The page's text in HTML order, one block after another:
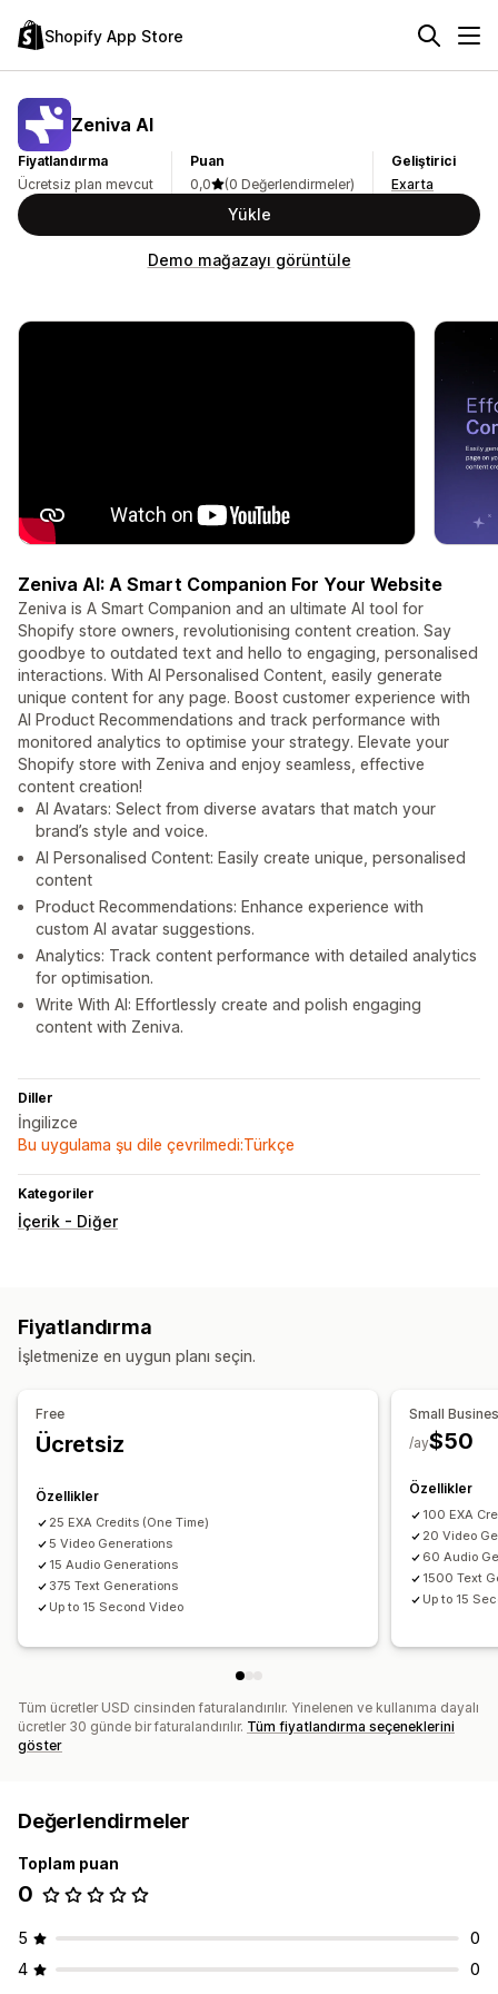
Shopify App Store
Zeniva AI
Fiyatlandırma
Ücretsiz plan mevcut
Puan
0,0
(0 Değerlendirmeler)
Geliştirici
Exarta
Yükle
Demo mağazayı görüntüle
Zeniva AI: A Smart Companion For Your Website
Zeniva is A Smart Companion and an ultimate AI tool for
Shopify store owners, revolutionising content creation. Say
goodbye to outdated text and hello to engaging, personalised
interactions. With AI Personalised Content, easily generate
unique content for any page. Boost customer experience with
AI Product Recommendations and track performance with
monitored analytics to optimise your strategy. Elevate your
Shopify store with Zeniva and enjoy seamless, effective
content creation!
AI Avatars: Select from diverse avatars that match your
brand’s style and voice.
AI Personalised Content: Easily create unique, personalised
content
Product Recommendations: Enhance experience with
custom AI avatar suggestions.
Analytics: Track content performance with detailed analytics
for optimisation.
Write With AI: Effortlessly create and polish engaging
content with Zeniva.
Diller
İngilizce
Bu uygulama şu dile çevrilmedi:Türkçe
Kategoriler
İçerik - Diğer
Fiyatlandırma
İşletmenize en uygun planı seçin.
Free
Ücretsiz
Özellikler
25 EXA Credits (One Time)
5 Video Generations
15 Audio Generations
375 Text Generations
Up to 15 Second Video
Small
$50
/ay
Özellikler
100 EXA
20 Video
60 Audio
1500 Text
Up to 15
Tüm ücretler USD cinsinden faturalandırılır. Yinelenen ve kullanıma dayalı
ücretler 30 günde bir faturalandırılır. Tüm fiyatlandırma seçeneklerini
göster
Değerlendirmeler
Toplam puan
0
5
0
4
0